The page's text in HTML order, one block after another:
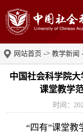
网站首页 -> 教学新闻
中国社会科学院
课堂教学
时间：
“四有”课堂教